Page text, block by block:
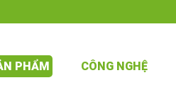
PHẨM CÔNG NGHỆ